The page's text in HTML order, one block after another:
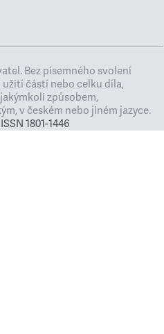
Bez písemného svolení
částí nebo celku díla,
způsobem,
v českém nebo jiném jazyce.
1801-1446